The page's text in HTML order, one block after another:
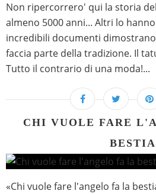
Non ripercorrero' qui la storia
almeno 5000 anni... Altri lo
incredibili documenti
faccia parte della tradizione. Il
Tutto il contrario di una moda!...
CHI VUOLE FARE
BESTIA
«Chi vuole fare l'angelo fa la